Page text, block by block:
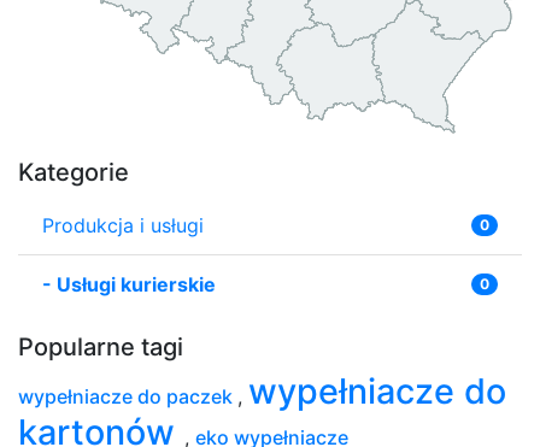
Kategorie
Produkcja i usługi 0
- Usługi kurierskie 0
Popularne tagi
wypełniacze do paczek , wypełniacze do
kartonów , eko wypełniacze